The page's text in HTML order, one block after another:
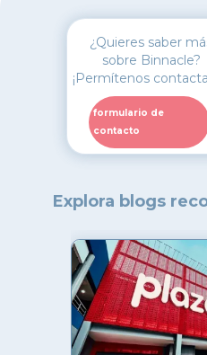
¿Quieres saber
sobre Binnacle?
¡Permítenos
formulario de
contacto
Explora blogs